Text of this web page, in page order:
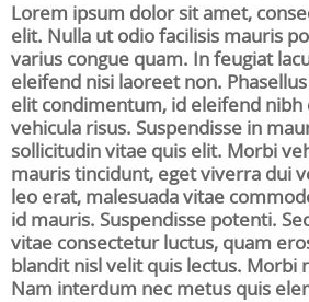
Lorem ipsum dolor sit amet,
elit. Nulla ut odio facilisis mauris
varius congue quam. In feugiat
eleifend nisi laoreet non.
elit condimentum, id eleifend nibh
vehicula risus. Suspendisse in
sollicitudin vitae quis elit. Morbi
mauris tincidunt, eget viverra dui
leo erat, malesuada vitae
id mauris. Suspendisse potenti.
vitae consectetur luctus, quam
blandit nisl velit quis lectus. Morbi
Nam interdum nec metus quis